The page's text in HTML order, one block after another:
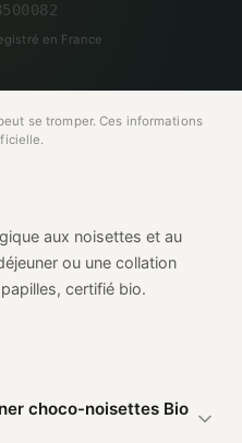
50008 2
en France
se tromper. Ces informations
aux noisettes et au
ou une collation
certifié bio.
choco-noisettes Bio